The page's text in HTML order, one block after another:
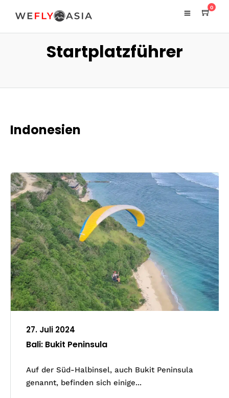
0
Startplatzführer
Indonesien
27. Juli 2024
Bali: Bukit Peninsula
Auf der Süd-Halbinsel, auch Bukit Peninsula
genannt, befinden sich einige...